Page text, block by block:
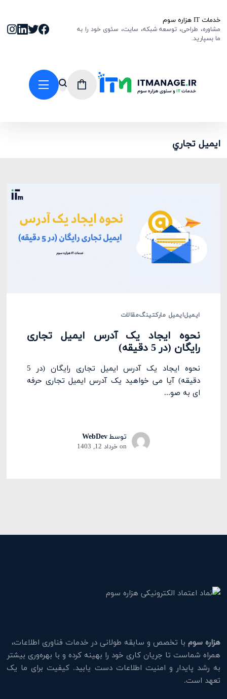
خدمات IT هزاره سوم
مشاوره، طراحی، توسعه شبکه، سایت، سئوی خود را به
ما بسپارید.
ایمیل تجاري
ایمیلایمیل مارکتینگمقالات
نحوه ایجاد یک آدرس ایمیل تجاری
رایگان (در 5 دقیقه)
نحوه ایجاد یک آدرس ایمیل تجاری رایگان (در 5
دقیقه) آیا می خواهید یک آدرس ایمیل تجاری حرفه
ای به صو...
توسطWebDev
onخرداد 12, 1403
هزاره سوم با تخصص و سابقه طولانی در خدمات فناوری اطلاعات،
همراه شماست تا جریان کاری خود را بهینه کرده و با بهره‌وری بیشتر
به رشد پایدار و امنیت اطلاعات دست یابید. کیفیت برای ما یک
تعهد است.